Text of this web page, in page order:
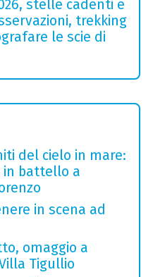
stelle cadenti e
trekking
le scie di
del cielo in mare:
in battello a
in scena ad
omaggio a
Tigullio